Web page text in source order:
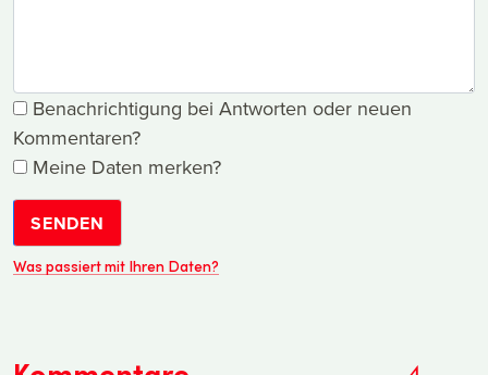
Benachrichtigung bei Antworten oder neuen
Kommentaren?
Meine Daten merken?
SENDEN
Was passiert mit Ihren Daten?